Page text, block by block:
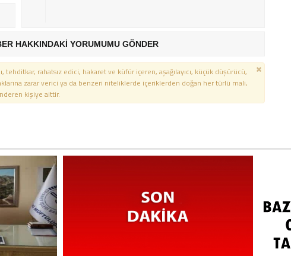
HAKKINDAKİ YORUMUMU GÖNDER
tehditkar, rahatsız edici, hakaret ve küfür içeren, aşağılayıcı, küçük düşürücü,
zarar verici ya da benzeri niteliklerde içeriklerden doğan her türlü mali,
kişiye aittir.